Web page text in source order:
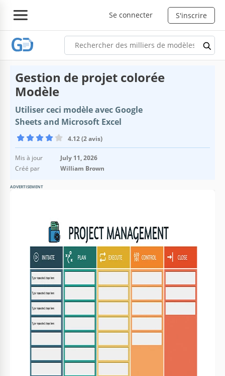
Se connecter S'inscrire
Gestion de projet colorée
Modèle
Utiliser ceci modèle avec Google
Sheets and Microsoft Excel
4.12 (2 avis)
Mis à jour
July 11, 2026
Créé par
William Brown
ADVERTISEMENT